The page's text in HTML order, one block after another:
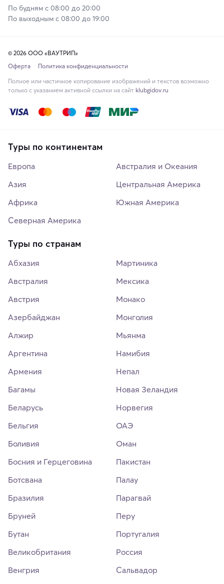
По будням с 08:00 до 20:00
По выходным с 08:00 до 19:00
© 2026 ООО «ВАУТРИП»
Оферта
Политика конфиденциальности
Полное или частичное копирование изображений и текстов возможно
только с указанием активной ссылки на сайт klubgidov.ru
Туры по континентам
Европа
Азия
Африка
Северная Америка
Австралия и Океания
Центральная Америка
Южная Америка
Туры по странам
Абхазия
Австралия
Австрия
Азербайджан
Алжир
Аргентина
Армения
Багамы
Беларусь
Бельгия
Боливия
Босния и Герцеговина
Ботсвана
Бразилия
Бруней
Бутан
Великобритания
Венгрия
Мартиника
Мексика
Монако
Монголия
Мьянма
Намибия
Непал
Новая Зеландия
Норвегия
ОАЭ
Оман
Пакистан
Палау
Парагвай
Перу
Португалия
Россия
Сальвадор